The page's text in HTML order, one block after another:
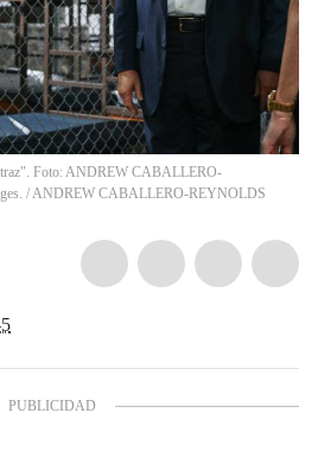
Foto: ANDREW CABALLERO-
/ANDREW CABALLERO-REYNOLDS